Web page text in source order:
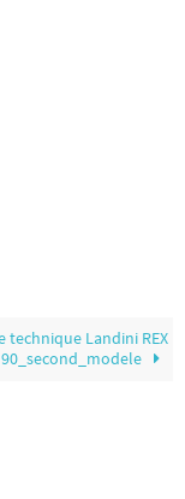
technique Landini REX
90_second_modele